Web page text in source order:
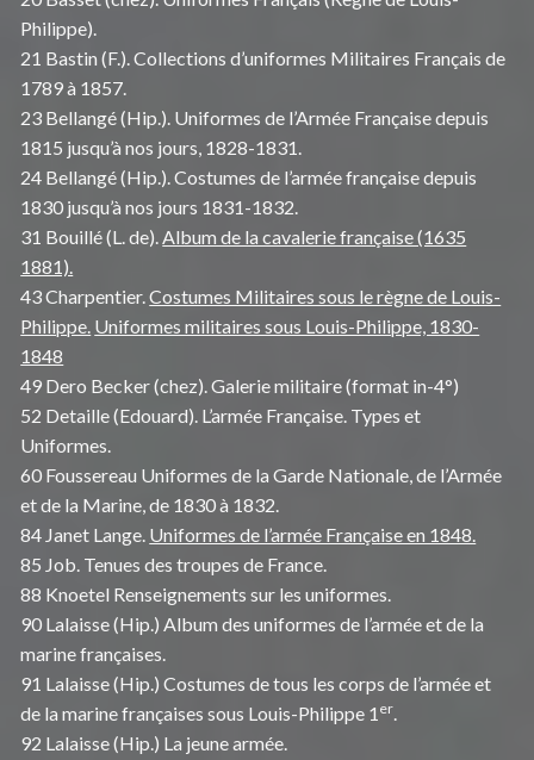
Philippe).
21 Bastin (F.). Collections d’uniformes Militaires Français de
1789 à 1857.
23 Bellangé (Hip.). Uniformes de l’Armée Française depuis
1815 jusqu’à nos jours, 1828-1831.
24 Bellangé (Hip.). Costumes de l’armée française depuis
1830 jusqu’à nos jours 1831-1832.
31 Bouillé (L. de).Album de la cavalerie française (1635
1881).
43 Charpentier.Costumes Militaires sous le règne de Louis-
Philippe. Uniformes militaires sous Louis-Philippe, 1830-
1848
49 Dero Becker (chez). Galerie militaire (format in-4°)
52 Detaille (Edouard). L’armée Française. Types et
Uniformes.
60 Foussereau Uniformes de la Garde Nationale, de l’Armée
et de la Marine, de 1830 à 1832.
84 Janet Lange. Uniformes de l’armée Française en 1848.
85 Job. Tenues des troupes de France.
88 Knoetel Renseignements sur les uniformes.
90 Lalaisse (Hip.) Album des uniformes de l’armée et de la
marine françaises.
91 Lalaisse (Hip.) Costumes de tous les corps de l’armée et
de la marine françaises sous Louis-Philippe 1 er.
92 Lalaisse (Hip.) La jeune armée.